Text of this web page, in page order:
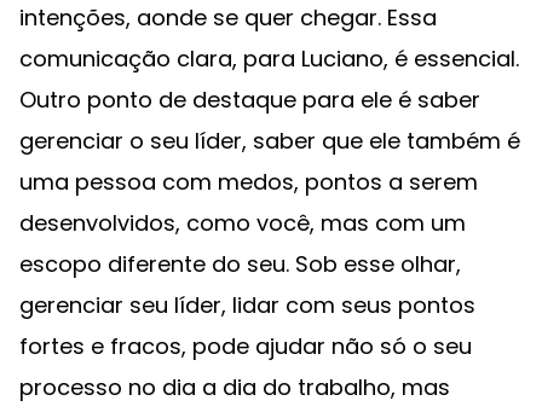
intenções, aonde se quer chegar. Essa
comunicação clara, para Luciano, é essencial.
Outro ponto de destaque para ele é saber
gerenciar o seu líder, saber que ele também é
uma pessoa com medos, pontos a serem
desenvolvidos, como você, mas com um
escopo diferente do seu. Sob esse olhar,
gerenciar seu líder, lidar com seus pontos
fortes e fracos, pode ajudar não só o seu
processo no dia a dia do trabalho, mas